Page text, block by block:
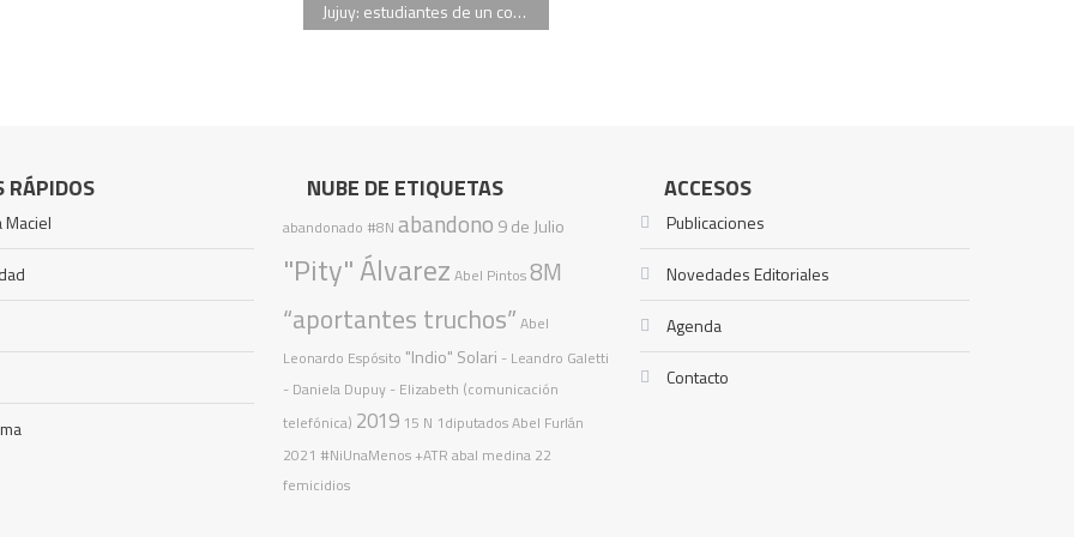
Jujuy: estudiantes de un colegio se intoxicaron por consumir brownies con marihuana
RÁPIDOS
Maciel
NUBE DE ETIQUETAS
abandonado #8N abandono 9 de Julio
"Pity" Álvarez Abel Pintos8M
“aportantes truchos” Abel
Leonardo Espósito "Indio" Solari - Leandro Galetti
- Daniela Dupuy - Elizabeth (comunicación
telefónica) 2019 15 N 1diputadosAbel Furlán
2021 #NiUnaMenos +ATR abal medina 22
femicidios
ACCESOS
Publicaciones
Novedades Editoriales
Agenda
Contacto